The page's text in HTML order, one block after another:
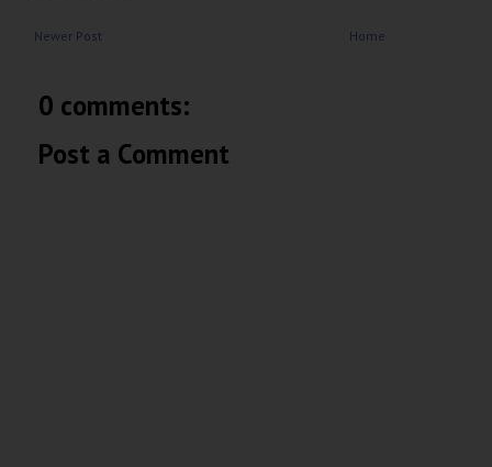
Newer Post Home
0 comments:
Post a Comment